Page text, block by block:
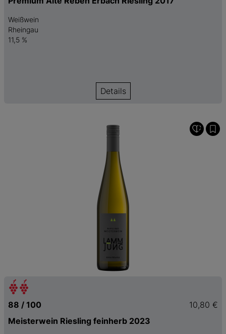
Weißwein
Rheingau
11,5 %
Details
88 / 100
10,80 €
Meisterwein Riesling feinherb 2023